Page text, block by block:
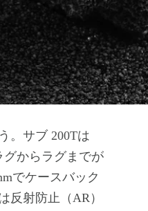
。サブ 200Tは
グからラグまでが
でケースバック
反射防止（AR）